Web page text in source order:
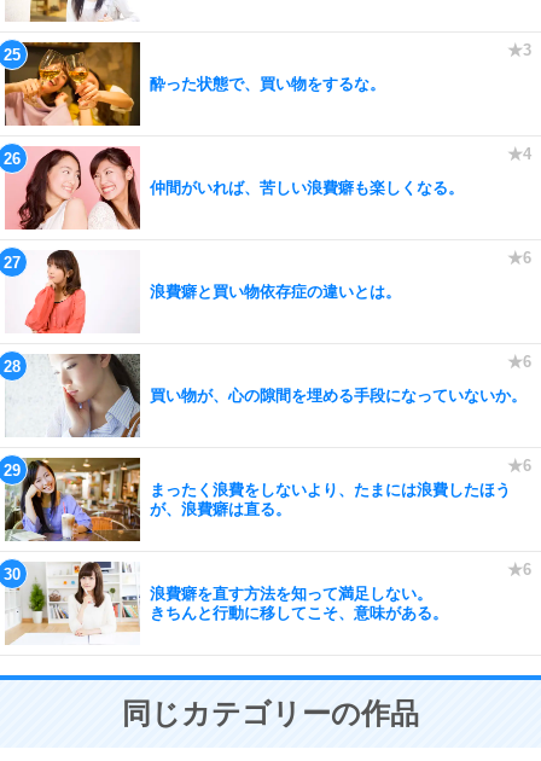
酔った状態で、買い物をするな。
仲間がいれば、苦しい浪費癖も楽しくなる。
浪費癖と買い物依存症の違いとは。
買い物が、心の隙間を埋める手段になっていないか。
まったく浪費をしないより、たまには浪費したほう
が、浪費癖は直る。
浪費癖を直す方法を知って満足しない。
きちんと行動に移してこそ、意味がある。
同じカテゴリーの作品